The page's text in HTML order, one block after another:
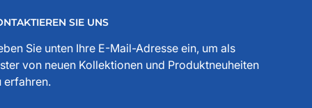
SIE UNS
Sie unten Ihre E-Mail-Adresse ein, um als
von neuen Kollektionen und Produktneuheiten
erfahren.